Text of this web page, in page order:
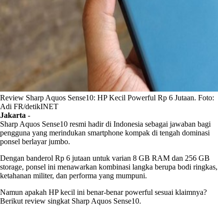
Review Sharp Aquos Sense10: HP Kecil Powerful Rp 6 Jutaan. Foto:
Adi FR/detikINET
Jakarta -
Sharp Aquos Sense10 resmi hadir di Indonesia sebagai jawaban bagi
pengguna yang merindukan smartphone kompak di tengah dominasi
ponsel berlayar jumbo.
Dengan banderol Rp 6 jutaan untuk varian 8 GB RAM dan 256 GB
storage, ponsel ini menawarkan kombinasi langka berupa bodi ringkas,
ketahanan militer, dan performa yang mumpuni.
Namun apakah HP kecil ini benar-benar powerful sesuai klaimnya?
Berikut review singkat Sharp Aquos Sense10.